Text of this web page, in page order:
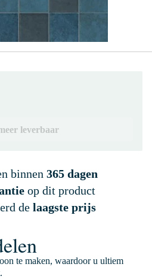
leverbaar
binnen 365 dagen
op dit product
de laagste prijs
te maken, waardoor u ultiem